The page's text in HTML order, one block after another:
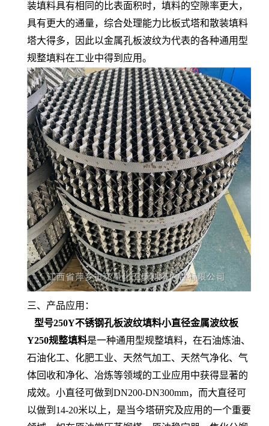
装填料具有相同的比表面积时，填料的空隙率更大，
具有更大的通量，综合处理能力比板式塔和散装填料
塔大得多，因此以金属孔板波纹为代表的各种通用型
规整填料在工业中得到应用。
三、产品应用：
型号250Y不锈钢孔板波纹填料小直径金属波纹板
Y250规整填料是一种通用型规整填料，在石油炼油、
石油化工、化肥工业、天然气加工、天然气净化、气
体回收和净化、冶炼等领域的工业应用中获得显著的
成效。小直径可做到DN200-DN300mm，而大直径可
以做到14-20米以上，是当今塔研究及应用的一个重要